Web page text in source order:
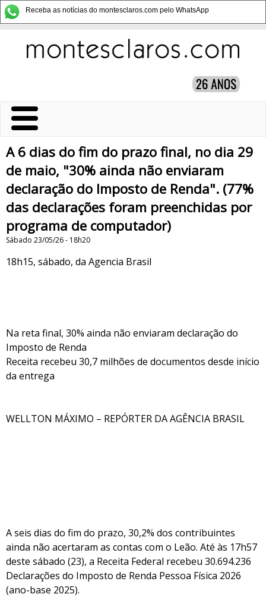
Receba as notícias do montesclaros.com pelo WhatsApp
A 6 dias do fim do prazo final, no dia 29
de maio, "30% ainda não enviaram
declaração do Imposto de Renda". (77%
das declarações foram preenchidas por
programa de computador)
Sábado 23/05/26 - 18h20
18h15, sábado, da Agencia Brasil
Na reta final, 30% ainda não enviaram declaração do
Imposto de Renda
Receita recebeu 30,7 milhões de documentos desde início
da entrega
WELLTON MÁXIMO – REPÓRTER DA AGÊNCIA BRASIL
A seis dias do fim do prazo, 30,2% dos contribuintes
ainda não acertaram as contas com o Leão. Até às 17h57
deste sábado (23), a Receita Federal recebeu 30.694.236
Declarações do Imposto de Renda Pessoa Física 2026
(ano-base 2025).